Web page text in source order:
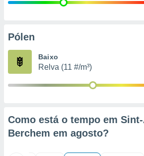
e
de
Pólen
Baixo
Relva (11 #/m³)
Como está o tempo em
Berchem em agosto?